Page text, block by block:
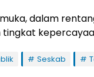
dalam
Seskab